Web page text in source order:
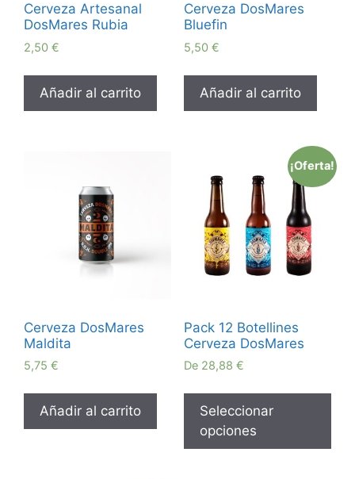
Cerveza Artesanal
DosMares Rubia
2,50 €
Añadir al carrito
Cerveza DosMares
Bluefin
5,50 €
Añadir al carrito
Cerveza DosMares
Maldita
5,75 €
Añadir al carrito
¡Oferta!
Pack 12 Botellines
Cerveza DosMares
De 28,88 €
Seleccionar
opciones